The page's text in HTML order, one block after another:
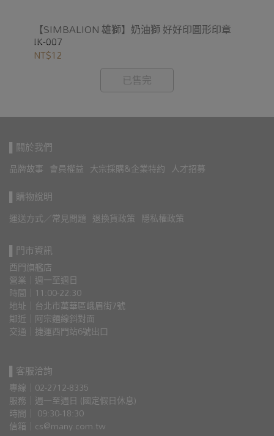
【SIMBALION 雄獅】奶油獅 好好印圓形印章
IK-007
NT$12
已售完
▌關於我們
品牌故事 會員權益 大宗採購&企業特約 人才招募
▌購物說明
運送方式／常見問題 退換貨政策 隱私權政策
▌門市資訊
西門旗艦店
營業｜週一至週日
時間｜11:00-22:30
地址｜台北市萬華區峨眉街7號
鄰近｜阿宗麵線斜對面
交通｜捷運西門站6號出口
▌客服洽詢
專線｜02-2712-8335
服務｜週一至週日 (國定假日休息)
時間｜ 09:30-18:30
信箱｜cs@many.com.tw